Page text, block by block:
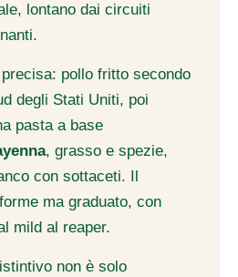
lontano dai circuiti
pollo fritto secondo
degli Stati Uniti, poi
pasta a base
, grasso e spezie,
con sottaceti. Il
ma graduato, con
mild al reaper.
non è solo